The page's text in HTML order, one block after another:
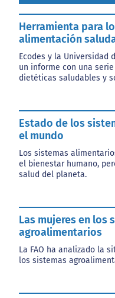
Herramienta para
alimentación
Ecodes y la Universidad
un informe con una
dietéticas saludables y
Estado de los
el mundo
Los sistemas
el bienestar humano,
salud del planeta.
Las mujeres en los
agroalimentarios
La FAO ha analizado la
los sistemas